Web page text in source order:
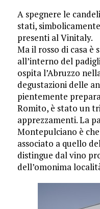
A spegnere le
stati,
presenti al Vini­taly.
Ma il rosso di casa
all’interno del
ospita l’Abruzzo
degustazioni delle
pientemente
Romito, è stato un
apprezzamenti. La
Mon­tepulciano è
associato a quello
distingue dal vino
dell’omonima